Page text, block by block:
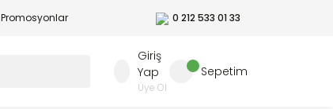
Promosyonlar 0 212 533 01 33
Giriş
Yap
Üye Ol
Sepetim